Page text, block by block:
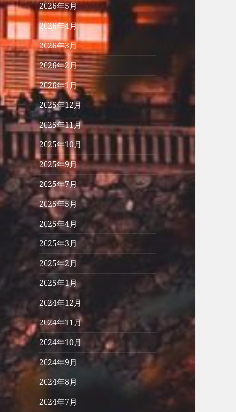
2026年5月
2026年4月
2026年3月
2026年2月
2026年1月
2025年12月
2025年11月
2025年10月
2025年9月
2025年7月
2025年5月
2025年4月
2025年3月
2025年2月
2025年1月
2024年12月
2024年11月
2024年10月
2024年9月
2024年8月
2024年7月